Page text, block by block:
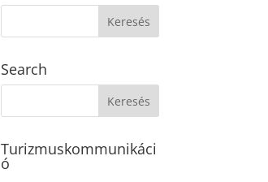
Search
Turizmuskommunikáci
ó